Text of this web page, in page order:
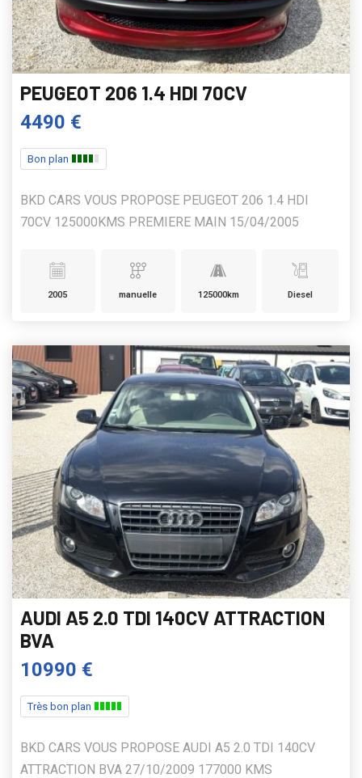
PEUGEOT 206 1.4 HDI 70CV
4490 €
Bon plan
BKD CARS VOUS PROPOSE PEUGEOT 206 1.4 HDI
70CV 125000KMS PREMIERE MAIN 15/04/2005
2005 manuelle 125000km Diesel
AUDI A5 2.0 TDI 140CV ATTRACTION
BVA
10990 €
Très bon plan
BKD CARS VOUS PROPOSE AUDI A5 2.0 TDI 140CV
ATTRACTION BVA 27/10/2009 177000 KMS